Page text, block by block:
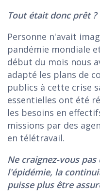
Tout était donc prêt ?
Personne n'avait
pandémie mondiale
début du mois nous
adapté les plans de
publics à cette crise
essentielles ont été
les besoins en
missions par des
en télétravail.
Ne craignez-vous
l'épidémie, la
puisse plus être